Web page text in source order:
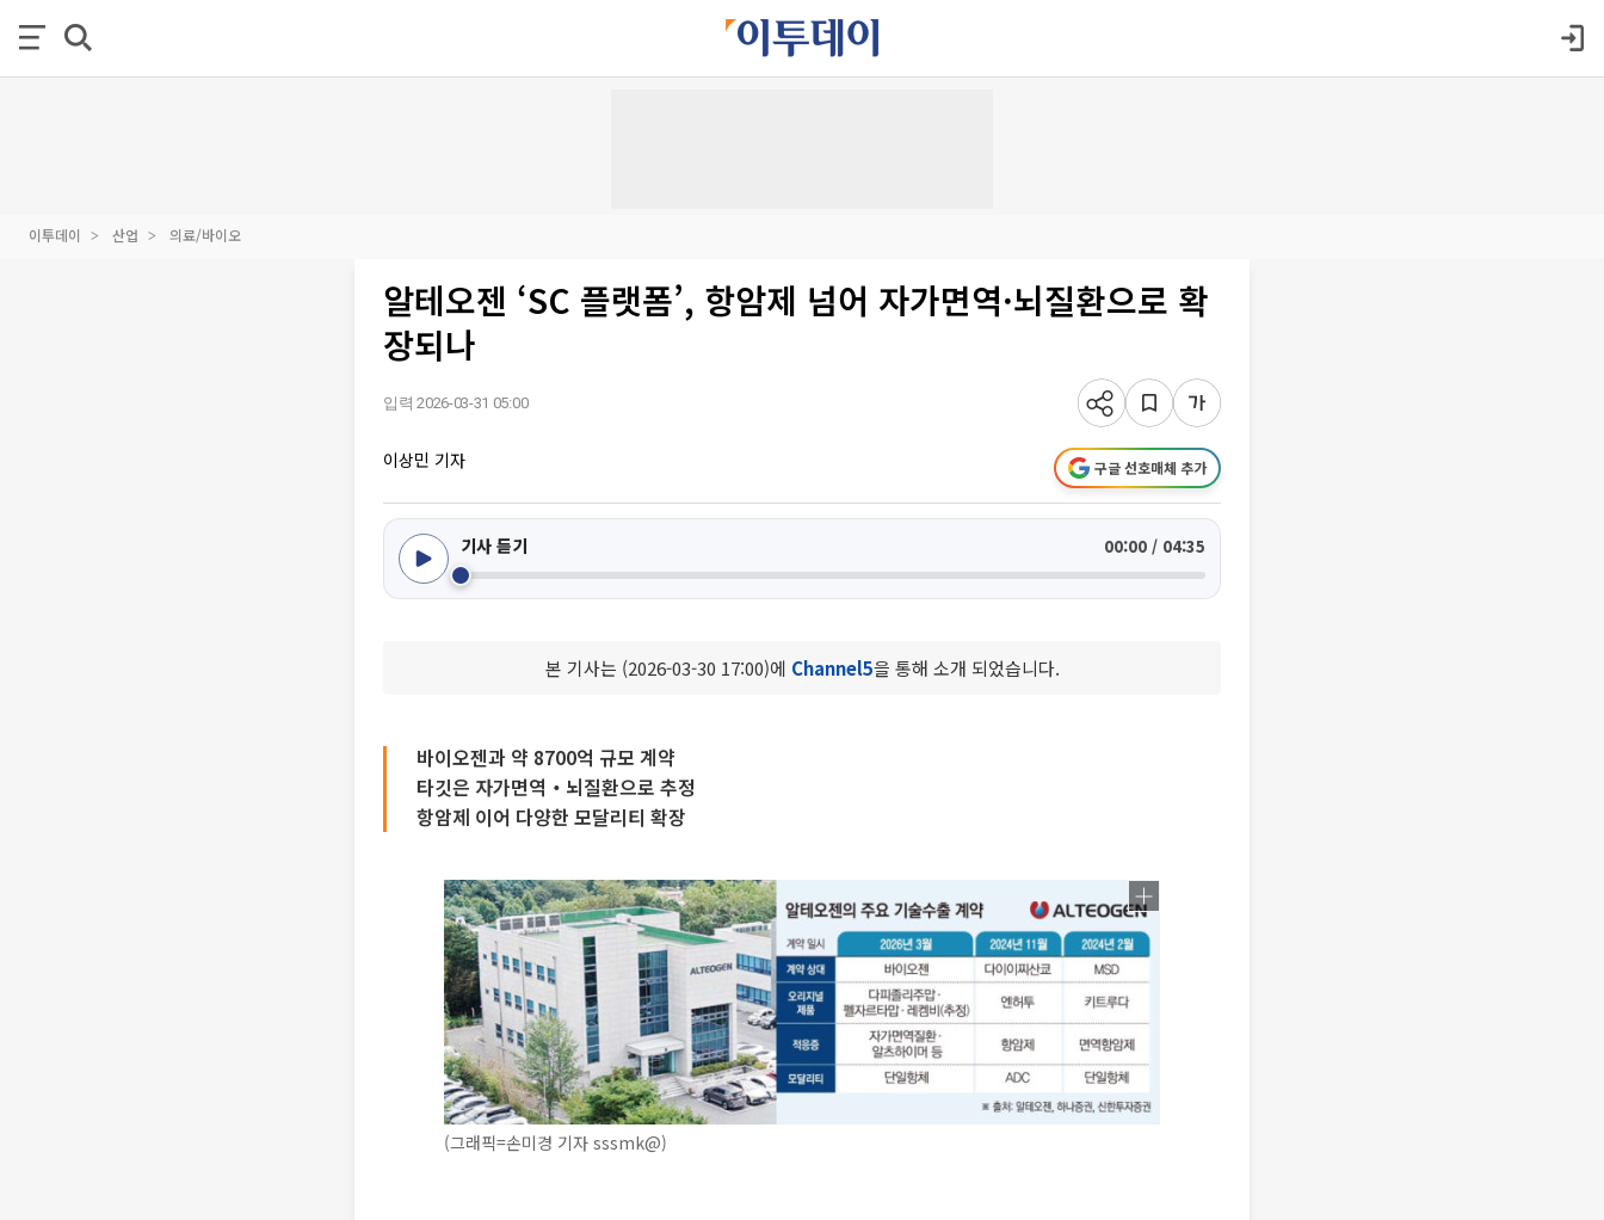
이투데이 산업 의료/바이오
알테오젠 ‘SC 플랫폼’, 항암제 넘어 자가면역·뇌질환으로 확
장되나
입력 2026-03-31 05:00
이상민 기자 구글 선호매체 추가
기사 듣기 00:00 / 04:35
본 기사는 (2026-03-30 17:00)에 Channel5을 통해 소개 되었습니다.
바이오젠과 약 8700억 규모 계약
타깃은 자가면역‧뇌질환으로 추정
항암제 이어 다양한 모달리티 확장
(그래픽=손미경 기자 sssmk@)